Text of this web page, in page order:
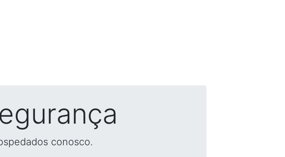
conosco.